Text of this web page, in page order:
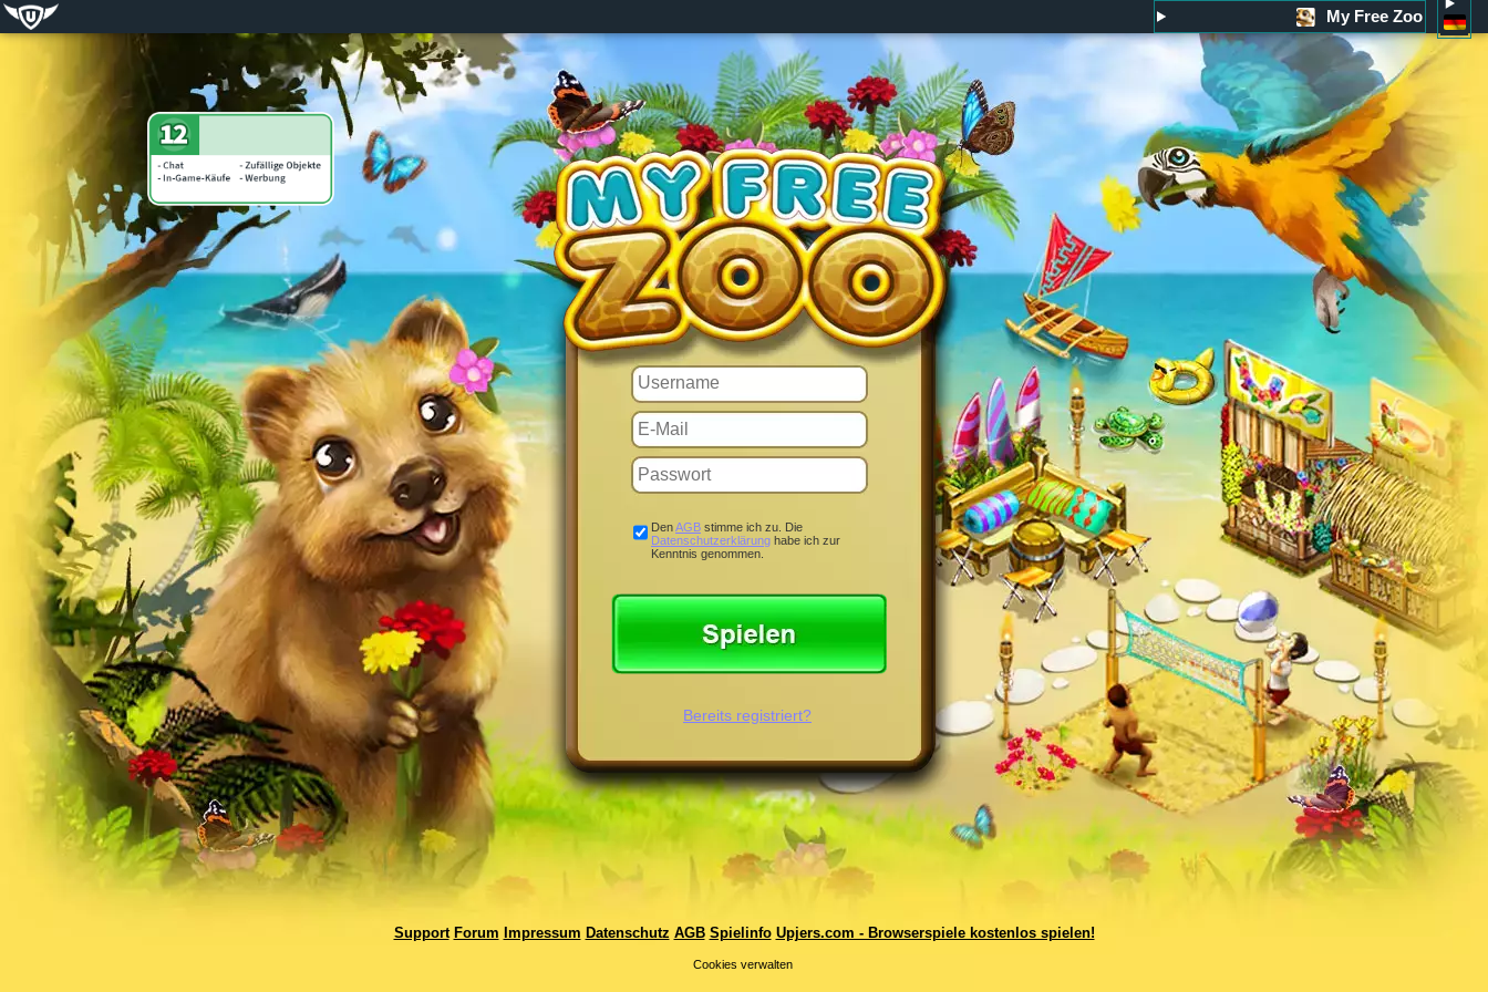
My Free Zoo
DenAGB stimme ich zu. Die
Datenschutzerklärung habe ich zur
Kenntnis genommen.
Support Forum Impressum Datenschutz AGB Spielinfo Upjers.com - Browserspiele kostenlos spielen!
Cookies verwalten
Bereits registriert?